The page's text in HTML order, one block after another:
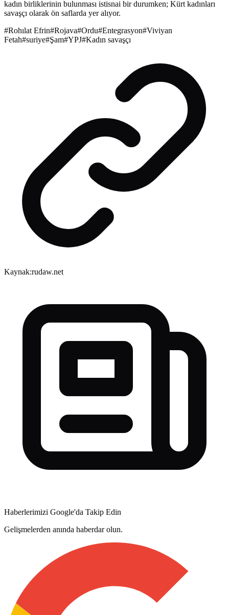
kadın birliklerinin bulunması istisnai bir durumken; Kürt kadınları
savaşçı olarak ön saflarda yer alıyor.
#Rohılat Efrin#Rojava#Ordu#Entegrasyon#Viviyan
Fetah#suriye#Şam#YPJ#Kadın savaşçı
Kaynak:rudaw.net
Haberlerimizi Google'da Takip Edin
Gelişmelerden anında haberdar olun.